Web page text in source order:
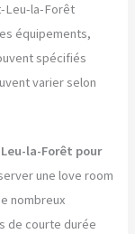
Leu-la-Forêt
équipements,
spécifiés
varier selon
la-Forêt pour
une love room
nombreux
de courte durée